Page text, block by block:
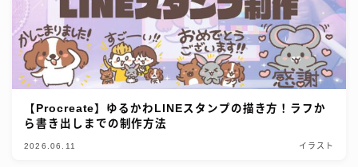
【Procreate】ゆるかわLINEスタンプの描き方！ラフか
ら書き出しまでの制作方法
2026.06.11 イラスト